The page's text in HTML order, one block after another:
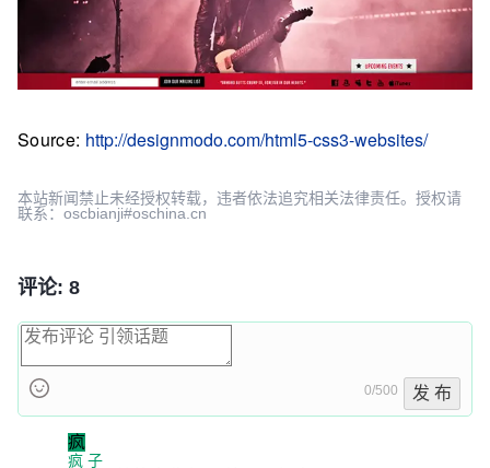
Source: http://designmodo.com/html5-css3-websites/
本站新闻禁止未经授权转载，违者依法追究相关法律责任。授权请
联系：oscbianji#oschina.cn
评论: 8
0/500 发 布
疯
疯 子